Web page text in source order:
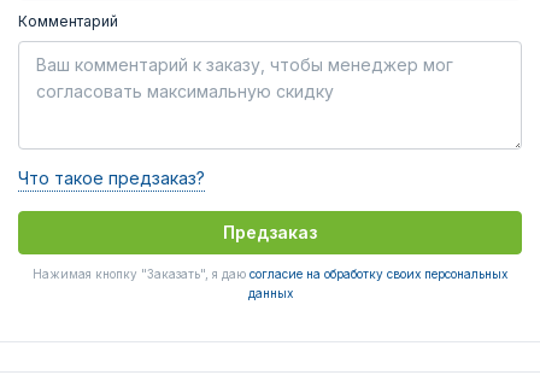
Комментарий
Что такое предзаказ?
Предзаказ
Нажимая кнопку "Заказать", я даю согласие на обработку своих персональных
данных